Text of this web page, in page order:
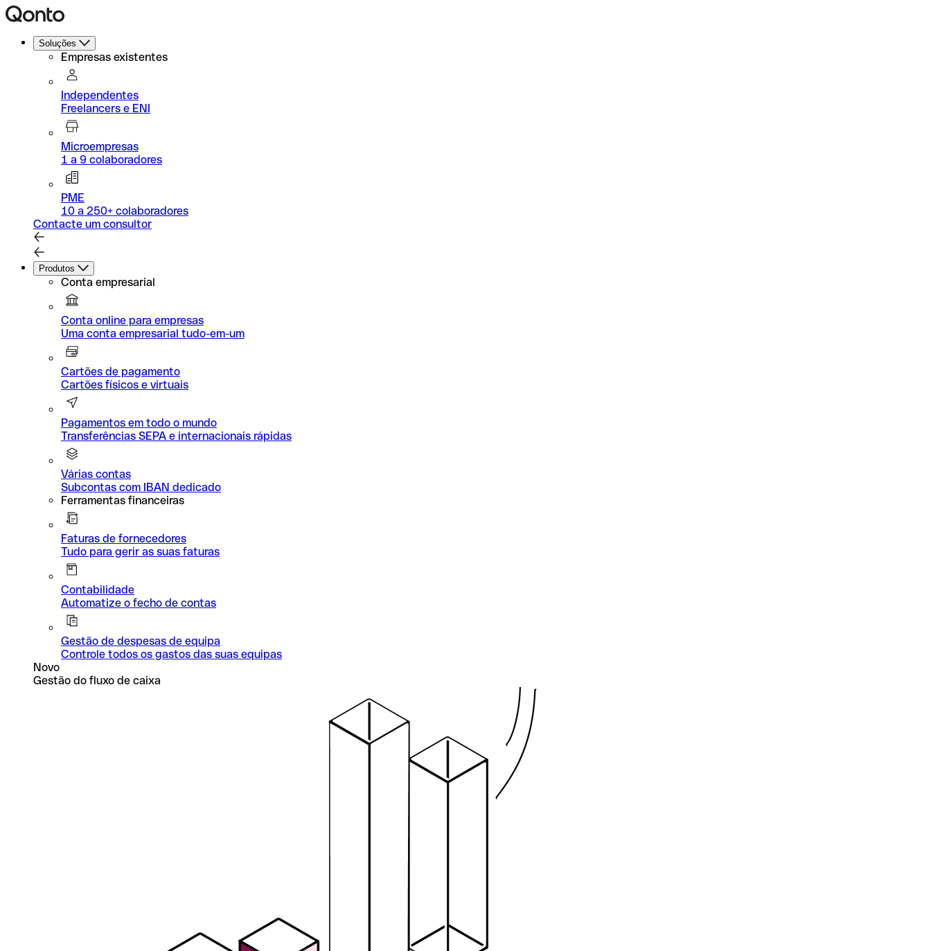
Soluções
Empresas existentes
Independentes
Freelancers e ENI
Microempresas
1 a 9 colaboradores
PME
10 a 250+ colaboradores
Contacte um consultor
Produtos
Conta empresarial
Conta online para empresas
Uma conta empresarial tudo-em-um
Cartões de pagamento
Cartões físicos e virtuais
Pagamentos em todo o mundo
Transferências SEPA e internacionais rápidas
Várias contas
Subcontas com IBAN dedicado
Ferramentas financeiras
Faturas de fornecedores
Tudo para gerir as suas faturas
Contabilidade
Automatize o fecho de contas
Gestão de despesas de equipa
Controle todos os gastos das suas equipas
Novo
Gestão do fluxo de caixa